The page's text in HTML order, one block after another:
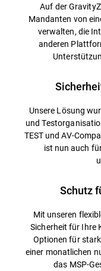
Auf der
Mandanten von
verwalten, die
anderen
Unsere Lösung
und
TEST und AV-
ist nun auch
Schutz
Mit unseren
Sicherheit für Ihre
Optionen für
einer monatlichen
das MSP-